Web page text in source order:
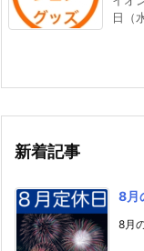
日（
新着記事
8月
8月